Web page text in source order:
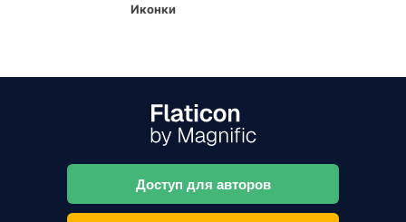
Иконки
Доступ для авторов